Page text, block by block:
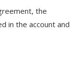
the
in the account and